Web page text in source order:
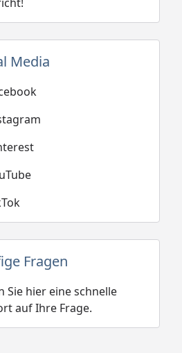
Media
Fragen
Sie hier eine schnelle
auf Ihre Frage.